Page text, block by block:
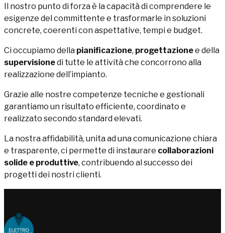
Il nostro punto di forza è la capacità di comprendere le
esigenze del committente e trasformarle in soluzioni
concrete, coerenti con aspettative, tempi e budget.
Ci occupiamo della pianificazione, progettazionee della
supervisionedi tutte le attività che concorrono alla
realizzazione dell’impianto.
Grazie alle nostre competenze tecniche e gestionali
garantiamo un risultato efficiente, coordinato e
realizzato secondo standard elevati.
La nostra affidabilità, unita ad una comunicazione chiara
e trasparente, ci permette di instaurare collaborazioni
solide e produttive, contribuendo al successo dei
progetti dei nostri clienti.